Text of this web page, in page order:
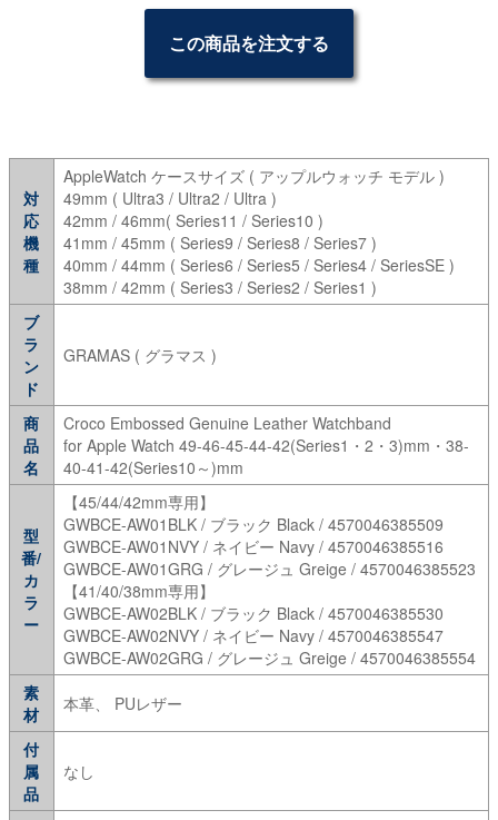
この商品を注文する
対
応
機
種
AppleWatch ケースサイズ ( アップルウォッチ モデル )
49mm ( Ultra3 / Ultra2 / Ultra )
42mm / 46mm( Series11 / Series10 )
41mm / 45mm ( Series9 / Series8 / Series7 )
40mm / 44mm ( Series6 / Series5 / Series4 / SeriesSE )
38mm / 42mm ( Series3 / Series2 / Series1 )
ブ
ラ
ン
ド
GRAMAS ( グラマス )
商
品
名
Croco Embossed Genuine Leather Watchband
for Apple Watch 49-46-45-44-42(Series1・2・3)mm・38-
40-41-42(Series10～)mm
型
番/
カ
ラ
ー
【45/44/42mm専用】
GWBCE-AW01BLK / ブラック Black / 4570046385509
GWBCE-AW01NVY / ネイビー Navy / 4570046385516
GWBCE-AW01GRG / グレージュ Greige / 4570046385523
【41/40/38mm専用】
GWBCE-AW02BLK / ブラック Black / 4570046385530
GWBCE-AW02NVY / ネイビー Navy / 4570046385547
GWBCE-AW02GRG / グレージュ Greige / 4570046385554
素
材
本革、 PUレザー
付
属
品
なし